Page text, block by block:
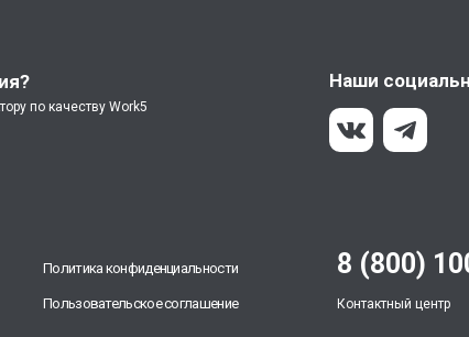
по качеству Work5
Наши
Политика конфиденциальности
Пользовательское соглашение
8 (800)
Контактный центр